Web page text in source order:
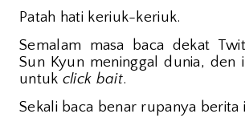
Patah hati keriuk-keriuk.
Semalam masa baca dekat
Sun Kyun meninggal dunia, den
untuk click bait.
Sekali baca benar rupanya berita